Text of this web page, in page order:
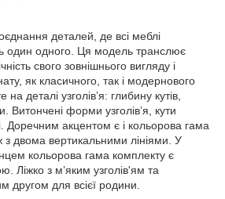
деталей, де всі меблі
один одного. Ця модель транслює
свого зовнішнього вигляду і
як класичного, так і модернового
деталі узголів’я: глибину кутів,
Витончені форми узголів’я, кути
Доречним акцентом є і кольорова гама
з двома вертикальними лініями. У
кольорова гама комплекту є
Ліжко з м’яким узголів'ям та
другом для всієї родини.